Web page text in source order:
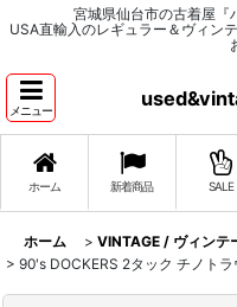
宮城県仙台市の古着屋『
USA直輸入のレギュラー＆ヴィン
メニュー
ホーム 新着商品 SALE
ホーム > VINTAGE / ヴィンテ
> 90's DOCKERS 2タック チノト